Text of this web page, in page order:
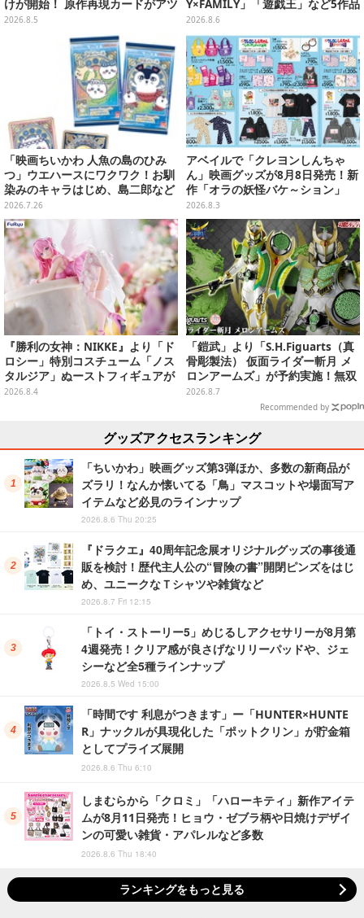
けが開始！ 原作再現カードがアツ
いスペシャルパック
2026.8.5
Y×FAMILY」「遊戯王」など5作品
をデザイン
2026.8.6
「映画ちいかわ 人魚の島のひみ
つ」ウエハースにワクワク！お馴
染みのキャラはじめ、島二郎など
セイレーン編カード全22種
2026.7.26
アベイルで「クレヨンしんちゃ
ん」映画グッズが8月8日発売！新
作「オラの妖怪バケ～ション」
や、「ヘンダーランド」「暗黒タ
マタマ」などをフィーチャー
2026.8.3
『勝利の女神：NIKKE』より「ド
ロシー」特別コスチューム「ノス
タルジア」ぬーストフィギュアが
再登場！セクシー&キュートに蓋
2026.8.4
「鎧武」より「S.H.Figuarts（真
骨彫製法） 仮面ライダー斬月 メ
ロンアームズ」が予約実施！無双
セイバー、メロンディフェンダー
2026.8.7
Recommended by
グッズアクセスランキング
「ちいかわ」映画グッズ第3弾ほか、多数の新商品が
ズラリ！なんか懐いてる「鳥」マスコットや場面写ア
イテムなど必見のラインナップ
2026.8.6 Thu 20:25
『ドラクエ』40周年記念展オリジナルグッズの事後通
販を検討！歴代主人公の“冒険の書”開閉ピンズをはじ
め、ユニークなＴシャツや雑貨など
2026.8.7 Fri 12:15
「トイ・ストーリー5」めじるしアクセサリーが8月第
4週発売！クリア感が良さげなリリーパッドや、ジェ
シーなど全5種ラインナップ
2026.8.5 Wed 15:00
「時間です 利息がつきます」ー「HUNTER×HUNTE
R」ナックルが具現化した「ポットクリン」が貯金箱
としてプライズ展開
2026.8.6 Thu 6:10
しまむらから「クロミ」「ハローキティ」新作アイテ
ムが8月11日発売！ヒョウ・ゼブラ柄や日焼けデザイ
ンの可愛い雑貨・アパレルなど多数
2026.8.6 Thu 18:40
ランキングをもっと見る